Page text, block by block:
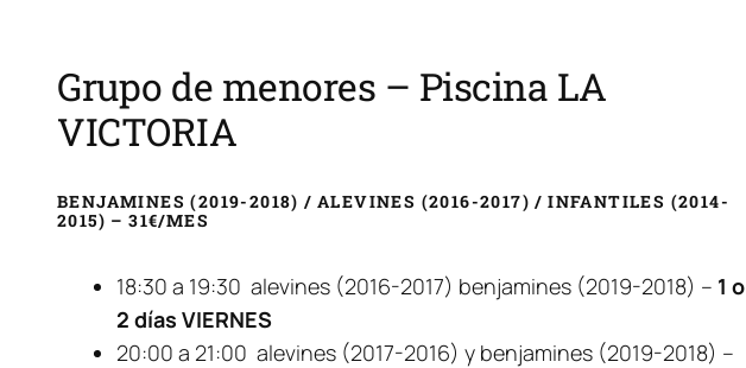
Grupo de menores – Piscina LA
VICTORIA
BENJAMINES (2019-2018) / ALEVINES (2016-2017) / INFANTILES (2014-
2015) –31€/MES
18:30 a 19:30 alevines (2016-2017) benjamines (2019-2018) – 1 o
2 días VIERNES
20:00 a 21:00 alevines (2017-2016) y benjamines (2019-2018) –